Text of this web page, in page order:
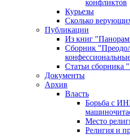
конфликтов
Курьезы
Сколько
Публикации
Из книг
Сборник
Статьи сборника
Документы
Архив
Власть
Борьба с
Место
Религия и